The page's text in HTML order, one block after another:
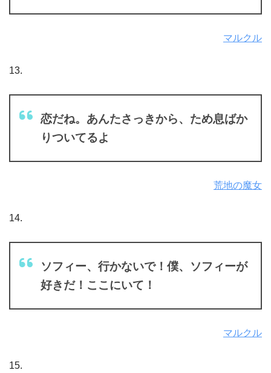
マルクル
13.
恋だね。あんたさっきから、ため息ばか
りついてるよ
荒地の魔女
14.
ソフィー、行かないで！僕、ソフィーが
好きだ！ここにいて！
マルクル
15.